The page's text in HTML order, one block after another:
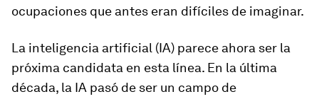
ocupaciones que antes eran difíciles de imaginar.
La inteligencia artificial (IA) parece ahora ser la
próxima candidata en esta línea. En la última
década, la IA pasó de ser un campo de